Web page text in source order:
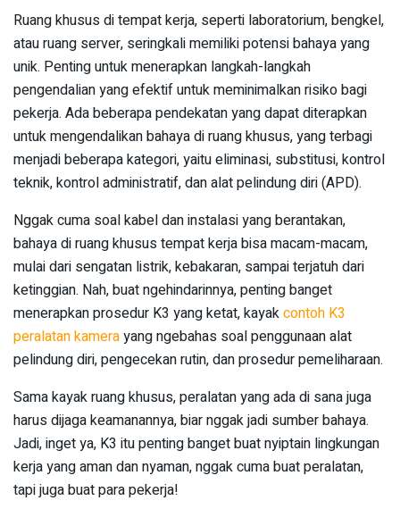
Ruang khusus di tempat kerja, seperti laboratorium, bengkel,
atau ruang server, seringkali memiliki potensi bahaya yang
unik. Penting untuk menerapkan langkah-langkah
pengendalian yang efektif untuk meminimalkan risiko bagi
pekerja. Ada beberapa pendekatan yang dapat diterapkan
untuk mengendalikan bahaya di ruang khusus, yang terbagi
menjadi beberapa kategori, yaitu eliminasi, substitusi, kontrol
teknik, kontrol administratif, dan alat pelindung diri (APD).
Nggak cuma soal kabel dan instalasi yang berantakan,
bahaya di ruang khusus tempat kerja bisa macam-macam,
mulai dari sengatan listrik, kebakaran, sampai terjatuh dari
ketinggian. Nah, buat ngehindarinnya, penting banget
menerapkan prosedur K3 yang ketat, kayakcontoh K3
peralatan kamerayang ngebahas soal penggunaan alat
pelindung diri, pengecekan rutin, dan prosedur pemeliharaan.
Sama kayak ruang khusus, peralatan yang ada di sana juga
harus dijaga keamanannya, biar nggak jadi sumber bahaya.
Jadi, inget ya, K3 itu penting banget buat nyiptain lingkungan
kerja yang aman dan nyaman, nggak cuma buat peralatan,
tapi juga buat para pekerja!